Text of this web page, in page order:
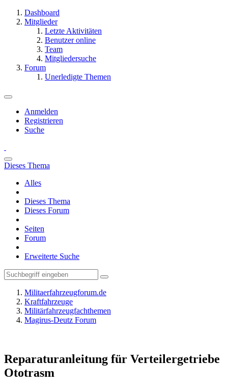
Dashboard
Mitglieder
Letzte Aktivitäten
Benutzer online
Team
Mitgliedersuche
Forum
Unerledigte Themen
Anmelden
Registrieren
Suche
Dieses Thema
Alles
Dieses Thema
Dieses Forum
Seiten
Forum
Erweiterte Suche
Militaerfahrzeugforum.de
Kraftfahrzeuge
Militärfahrzeugfachthemen
Magirus-Deutz Forum
Reparaturanleitung für Verteilergetriebe
Ototrasm